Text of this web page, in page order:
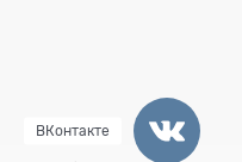
ВКонтакте